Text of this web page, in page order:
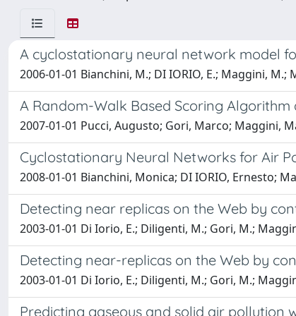
A cyclostationary neural network model
2006-01-01 Bianchini, M.; DI IORIO, E.; Maggini, M.;
A Random-Walk Based Scoring
2007-01-01 Pucci, Augusto; Gori, Marco; Maggini,
Cyclostationary Neural Networks for Air
2008-01-01 Bianchini, Monica; DI IORIO, Ernesto;
Detecting near replicas on the Web by
2003-01-01 Di Iorio, E.; Diligenti, M.; Gori, M.;
Detecting near-replicas on the Web by
2003-01-01 Di Iorio, E.; Diligenti, M.; Gori, M.;
Predicting gaseous and solid air